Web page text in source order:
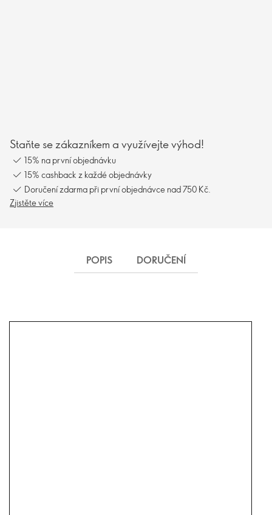
Staňte se zákazníkem a využívejte výhod!
15% na první objednávku
15% cashback z každé objednávky
Doručení zdarma při první objednávce nad 750 Kč.
Zjistěte více
POPIS DORUČENÍ